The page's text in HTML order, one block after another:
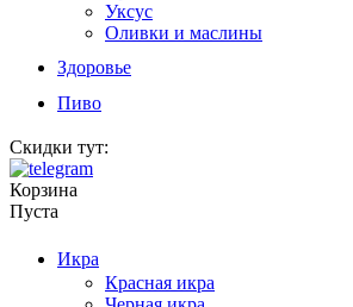
Уксус
Оливки и маслины
Здоровье
Пиво
Скидки тут:
Корзина
Пуста
Икра
Красная икра